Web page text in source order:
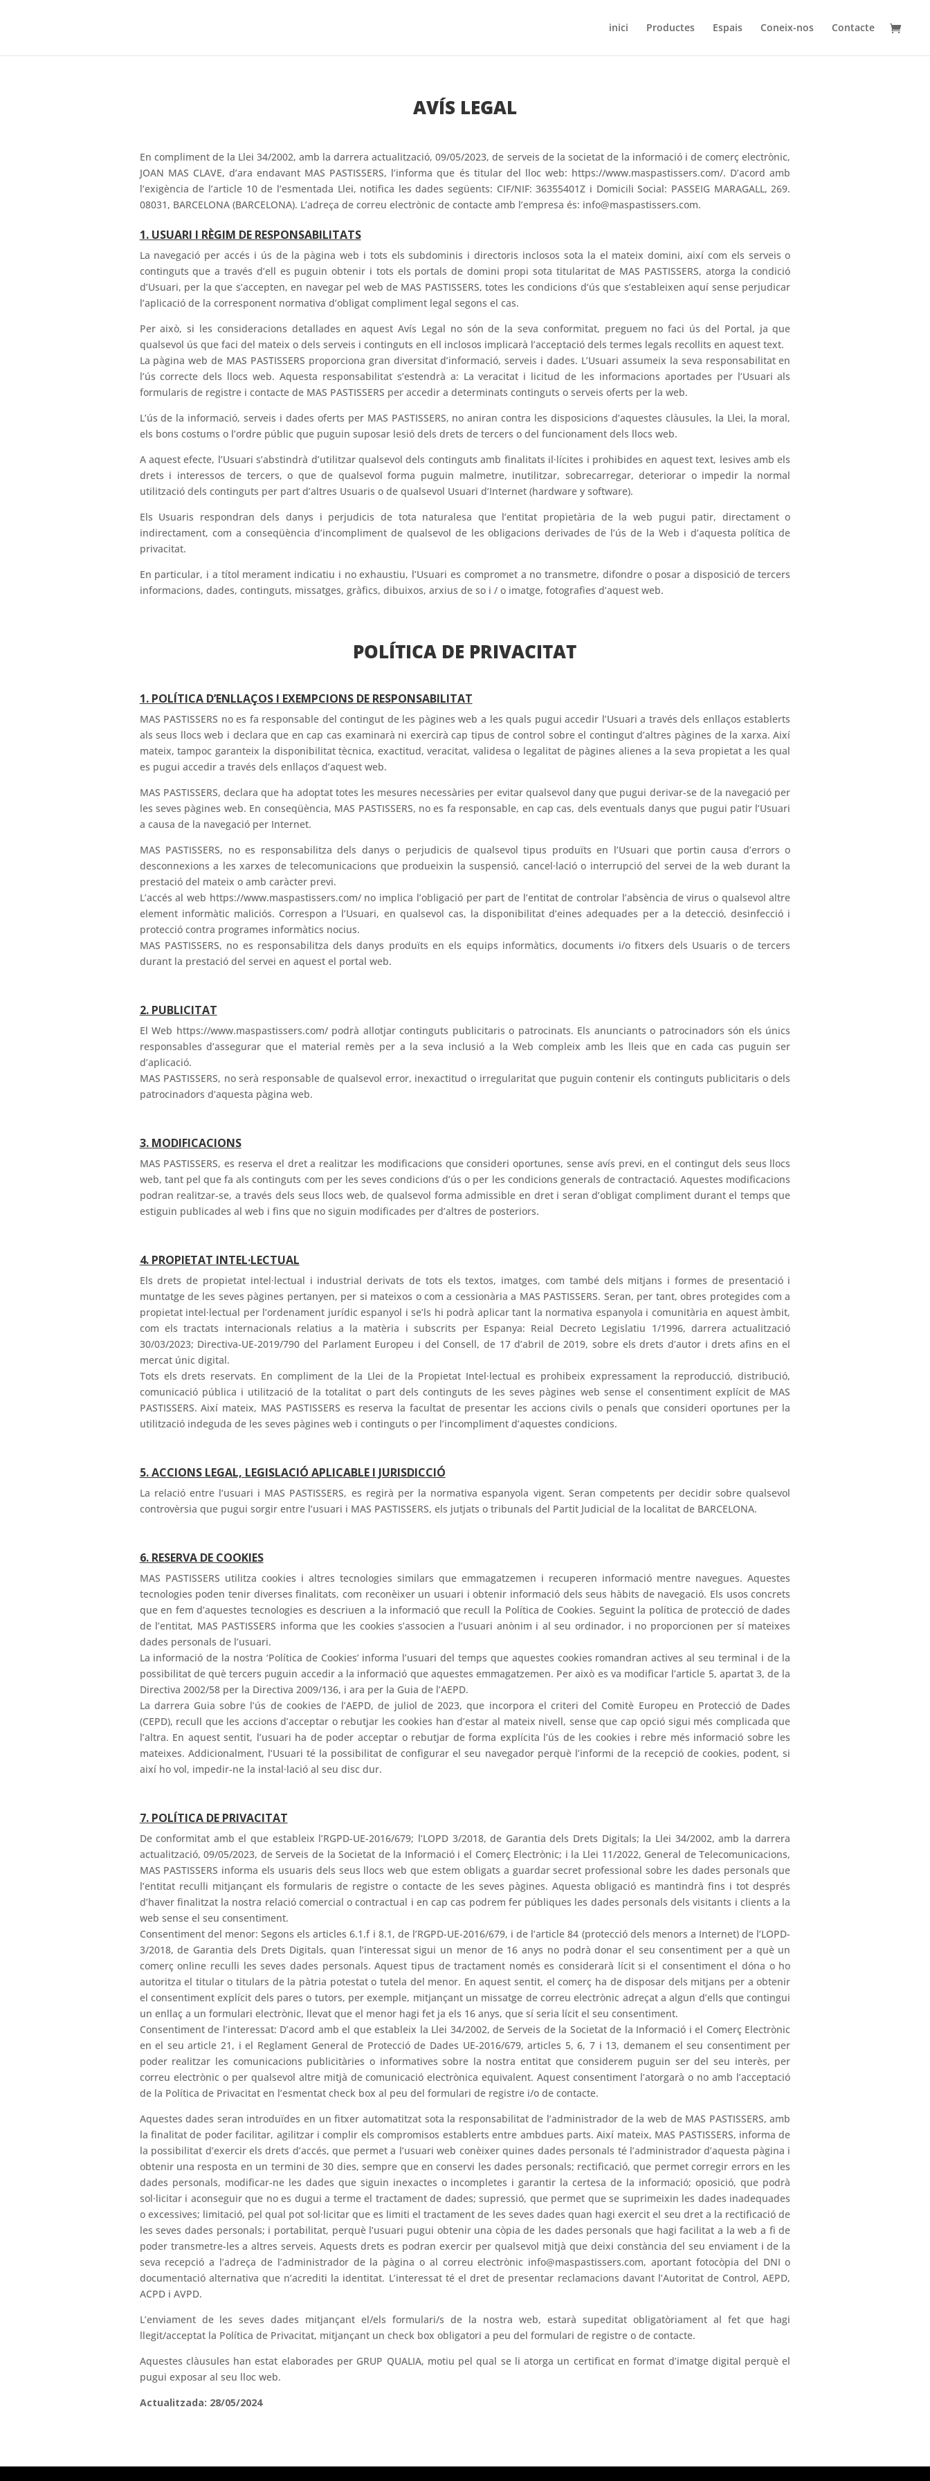
inici Productes Espais Coneix-nos Contacte
AVÍS LEGAL
En compliment de la Llei 34/2002, amb la darrera actualització, 09/05/2023, de serveis de la societat de la informació i de comerç electrònic,
JOAN MAS CLAVE, d’ara endavant MAS PASTISSERS, l’informa que és titular del lloc web: https://www.maspastissers.com/. D’acord amb
l’exigència de l’article 10 de l’esmentada Llei, notifica les dades següents: CIF/NIF: 36355401Z i Domicili Social: PASSEIG MARAGALL, 269.
08031, BARCELONA (BARCELONA). L’adreça de correu electrònic de contacte amb l’empresa és: info@maspastissers.com.
1. USUARI I RÈGIM DE RESPONSABILITATS
La navegació per accés i ús de la pàgina web i tots els subdominis i directoris inclosos sota la el mateix domini, així com els serveis o
continguts que a través d’ell es puguin obtenir i tots els portals de domini propi sota titularitat de MAS PASTISSERS, atorga la condició
d’Usuari, per la que s’accepten, en navegar pel web de MAS PASTISSERS, totes les condicions d’ús que s’estableixen aquí sense perjudicar
l’aplicació de la corresponent normativa d’obligat compliment legal segons el cas.
Per això, si les consideracions detallades en aquest Avís Legal no són de la seva conformitat, preguem no faci ús del Portal, ja que
qualsevol ús que faci del mateix o dels serveis i continguts en ell inclosos implicarà l’acceptació dels termes legals recollits en aquest text.
La pàgina web de MAS PASTISSERS proporciona gran diversitat d’informació, serveis i dades. L’Usuari assumeix la seva responsabilitat en
l’ús correcte dels llocs web. Aquesta responsabilitat s’estendrà a: La veracitat i licitud de les informacions aportades per l’Usuari als
formularis de registre i contacte de MAS PASTISSERS per accedir a determinats continguts o serveis oferts per la web.
L’ús de la informació, serveis i dades oferts per MAS PASTISSERS, no aniran contra les disposicions d’aquestes clàusules, la Llei, la moral,
els bons costums o l’ordre públic que puguin suposar lesió dels drets de tercers o del funcionament dels llocs web.
A aquest efecte, l’Usuari s’abstindrà d’utilitzar qualsevol dels continguts amb finalitats il·lícites i prohibides en aquest text, lesives amb els
drets i interessos de tercers, o que de qualsevol forma puguin malmetre, inutilitzar, sobrecarregar, deteriorar o impedir la normal
utilització dels continguts per part d’altres Usuaris o de qualsevol Usuari d’Internet (hardware y software).
Els Usuaris respondran dels danys i perjudicis de tota naturalesa que l’entitat propietària de la web pugui patir, directament o
indirectament, com a conseqüència d’incompliment de qualsevol de les obligacions derivades de l’ús de la Web i d’aquesta política de
privacitat.
En particular, i a títol merament indicatiu i no exhaustiu, l’Usuari es compromet a no transmetre, difondre o posar a disposició de tercers
informacions, dades, continguts, missatges, gràfics, dibuixos, arxius de so i / o imatge, fotografies d’aquest web.
POLÍTICA DE PRIVACITAT
1. POLÍTICA D’ENLLAÇOS I EXEMPCIONS DE RESPONSABILITAT
MAS PASTISSERS no es fa responsable del contingut de les pàgines web a les quals pugui accedir l’Usuari a través dels enllaços establerts
als seus llocs web i declara que en cap cas examinarà ni exercirà cap tipus de control sobre el contingut d’altres pàgines de la xarxa. Així
mateix, tampoc garanteix la disponibilitat tècnica, exactitud, veracitat, validesa o legalitat de pàgines alienes a la seva propietat a les qual
es pugui accedir a través dels enllaços d’aquest web.
MAS PASTISSERS, declara que ha adoptat totes les mesures necessàries per evitar qualsevol dany que pugui derivar-se de la navegació per
les seves pàgines web. En conseqüència, MAS PASTISSERS, no es fa responsable, en cap cas, dels eventuals danys que pugui patir l’Usuari
a causa de la navegació per Internet.
MAS PASTISSERS, no es responsabilitza dels danys o perjudicis de qualsevol tipus produïts en l’Usuari que portin causa d’errors o
desconnexions a les xarxes de telecomunicacions que produeixin la suspensió, cancel·lació o interrupció del servei de la web durant la
prestació del mateix o amb caràcter previ.
L’accés al web https://www.maspastissers.com/ no implica l’obligació per part de l’entitat de controlar l’absència de virus o qualsevol altre
element informàtic maliciós. Correspon a l’Usuari, en qualsevol cas, la disponibilitat d’eines adequades per a la detecció, desinfecció i
protecció contra programes informàtics nocius.
MAS PASTISSERS, no es responsabilitza dels danys produïts en els equips informàtics, documents i/o fitxers dels Usuaris o de tercers
durant la prestació del servei en aquest el portal web.
2. PUBLICITAT
El Web https://www.maspastissers.com/ podrà allotjar continguts publicitaris o patrocinats. Els anunciants o patrocinadors són els únics
responsables d’assegurar que el material remès per a la seva inclusió a la Web compleix amb les lleis que en cada cas puguin ser
d’aplicació.
MAS PASTISSERS, no serà responsable de qualsevol error, inexactitud o irregularitat que puguin contenir els continguts publicitaris o dels
patrocinadors d’aquesta pàgina web.
3. MODIFICACIONS
MAS PASTISSERS, es reserva el dret a realitzar les modificacions que consideri oportunes, sense avís previ, en el contingut dels seus llocs
web, tant pel que fa als continguts com per les seves condicions d’ús o per les condicions generals de contractació. Aquestes modificacions
podran realitzar-se, a través dels seus llocs web, de qualsevol forma admissible en dret i seran d’obligat compliment durant el temps que
estiguin publicades al web i fins que no siguin modificades per d’altres de posteriors.
4. PROPIETAT INTEL·LECTUAL
Els drets de propietat intel·lectual i industrial derivats de tots els textos, imatges, com també dels mitjans i formes de presentació i
muntatge de les seves pàgines pertanyen, per si mateixos o com a cessionària a MAS PASTISSERS. Seran, per tant, obres protegides com a
propietat intel·lectual per l’ordenament jurídic espanyol i se’ls hi podrà aplicar tant la normativa espanyola i comunitària en aquest àmbit,
com els tractats internacionals relatius a la matèria i subscrits per Espanya: Reial Decreto Legislatiu 1/1996, darrera actualització
30/03/2023; Directiva-UE-2019/790 del Parlament Europeu i del Consell, de 17 d’abril de 2019, sobre els drets d’autor i drets afins en el
mercat únic digital.
Tots els drets reservats. En compliment de la Llei de la Propietat Intel·lectual es prohibeix expressament la reproducció, distribució,
comunicació pública i utilització de la totalitat o part dels continguts de les seves pàgines web sense el consentiment explícit de MAS
PASTISSERS. Així mateix, MAS PASTISSERS es reserva la facultat de presentar les accions civils o penals que consideri oportunes per la
utilització indeguda de les seves pàgines web i continguts o per l’incompliment d’aquestes condicions.
5. ACCIONS LEGAL, LEGISLACIÓ APLICABLE I JURISDICCIÓ
La relació entre l’usuari i MAS PASTISSERS, es regirà per la normativa espanyola vigent. Seran competents per decidir sobre qualsevol
controvèrsia que pugui sorgir entre l’usuari i MAS PASTISSERS, els jutjats o tribunals del Partit Judicial de la localitat de BARCELONA.
6. RESERVA DE COOKIES
MAS PASTISSERS utilitza cookies i altres tecnologies similars que emmagatzemen i recuperen informació mentre navegues. Aquestes
tecnologies poden tenir diverses finalitats, com reconèixer un usuari i obtenir informació dels seus hàbits de navegació. Els usos concrets
que en fem d’aquestes tecnologies es descriuen a la informació que recull la Política de Cookies. Seguint la política de protecció de dades
de l’entitat, MAS PASTISSERS informa que les cookies s’associen a l’usuari anònim i al seu ordinador, i no proporcionen per sí mateixes
dades personals de l’usuari.
La informació de la nostra ‘Política de Cookies’ informa l’usuari del temps que aquestes cookies romandran actives al seu terminal i de la
possibilitat de què tercers puguin accedir a la informació que aquestes emmagatzemen. Per això es va modificar l’article 5, apartat 3, de la
Directiva 2002/58 per la Directiva 2009/136, i ara per la Guia de l’AEPD.
La darrera Guia sobre l’ús de cookies de l’AEPD, de juliol de 2023, que incorpora el criteri del Comitè Europeu en Protecció de Dades
(CEPD), recull que les accions d’acceptar o rebutjar les cookies han d’estar al mateix nivell, sense que cap opció sigui més complicada que
l’altra. En aquest sentit, l’usuari ha de poder acceptar o rebutjar de forma explícita l’ús de les cookies i rebre més informació sobre les
mateixes. Addicionalment, l’Usuari té la possibilitat de configurar el seu navegador perquè l’informi de la recepció de cookies, podent, si
així ho vol, impedir-ne la instal·lació al seu disc dur.
7. POLÍTICA DE PRIVACITAT
De conformitat amb el que estableix l’RGPD-UE-2016/679; l’LOPD 3/2018, de Garantia dels Drets Digitals; la Llei 34/2002, amb la darrera
actualització, 09/05/2023, de Serveis de la Societat de la Informació i el Comerç Electrònic; i la Llei 11/2022, General de Telecomunicacions,
MAS PASTISSERS informa els usuaris dels seus llocs web que estem obligats a guardar secret professional sobre les dades personals que
l’entitat reculli mitjançant els formularis de registre o contacte de les seves pàgines. Aquesta obligació es mantindrà fins i tot després
d’haver finalitzat la nostra relació comercial o contractual i en cap cas podrem fer públiques les dades personals dels visitants i clients a la
web sense el seu consentiment.
Consentiment del menor: Segons els articles 6.1.f i 8.1, de l’RGPD-UE-2016/679, i de l’article 84 (protecció dels menors a Internet) de l’LOPD-
3/2018, de Garantia dels Drets Digitals, quan l’interessat sigui un menor de 16 anys no podrà donar el seu consentiment per a què un
comerç online reculli les seves dades personals. Aquest tipus de tractament només es considerarà lícit si el consentiment el dóna o ho
autoritza el titular o titulars de la pàtria potestat o tutela del menor. En aquest sentit, el comerç ha de disposar dels mitjans per a obtenir
el consentiment explícit dels pares o tutors, per exemple, mitjançant un missatge de correu electrònic adreçat a algun d’ells que contingui
un enllaç a un formulari electrònic, llevat que el menor hagi fet ja els 16 anys, que sí seria lícit el seu consentiment.
Consentiment de l’interessat: D’acord amb el que estableix la Llei 34/2002, de Serveis de la Societat de la Informació i el Comerç Electrònic
en el seu article 21, i el Reglament General de Protecció de Dades UE-2016/679, articles 5, 6, 7 i 13, demanem el seu consentiment per
poder realitzar les comunicacions publicitàries o informatives sobre la nostra entitat que considerem puguin ser del seu interès, per
correu electrònic o per qualsevol altre mitjà de comunicació electrònica equivalent. Aquest consentiment l’atorgarà o no amb l’acceptació
de la Política de Privacitat en l’esmentat check box al peu del formulari de registre i/o de contacte.
Aquestes dades seran introduïdes en un fitxer automatitzat sota la responsabilitat de l’administrador de la web de MAS PASTISSERS, amb
la finalitat de poder facilitar, agilitzar i complir els compromisos establerts entre ambdues parts. Així mateix, MAS PASTISSERS, informa de
la possibilitat d’exercir els drets d’accés, que permet a l’usuari web conèixer quines dades personals té l’administrador d’aquesta pàgina i
obtenir una resposta en un termini de 30 dies, sempre que en conservi les dades personals; rectificació, que permet corregir errors en les
dades personals, modificar-ne les dades que siguin inexactes o incompletes i garantir la certesa de la informació; oposició, que podrà
sol·licitar i aconseguir que no es dugui a terme el tractament de dades; supressió, que permet que se suprimeixin les dades inadequades
o excessives; limitació, pel qual pot sol·licitar que es limiti el tractament de les seves dades quan hagi exercit el seu dret a la rectificació de
les seves dades personals; i portabilitat, perquè l’usuari pugui obtenir una còpia de les dades personals que hagi facilitat a la web a fi de
poder transmetre-les a altres serveis. Aquests drets es podran exercir per qualsevol mitjà que deixi constància del seu enviament i de la
seva recepció a l’adreça de l’administrador de la pàgina o al correu electrònic info@maspastissers.com, aportant fotocòpia del DNI o
documentació alternativa que n’acrediti la identitat. L’interessat té el dret de presentar reclamacions davant l’Autoritat de Control, AEPD,
ACPD i AVPD.
L’enviament de les seves dades mitjançant el/els formulari/s de la nostra web, estarà supeditat obligatòriament al fet que hagi
llegit/acceptat la Política de Privacitat, mitjançant un check box obligatori a peu del formulari de registre o de contacte.
Aquestes clàusules han estat elaborades per GRUP QUALIA, motiu pel qual se li atorga un certificat en format d’imatge digital perquè el
pugui exposar al seu lloc web.
Actualitzada: 28/05/2024